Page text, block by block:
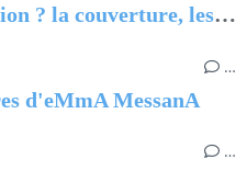
Et toi, c'est quoi ta question ? la couverture, les thèmes
…
d'eMmA MessanA
…